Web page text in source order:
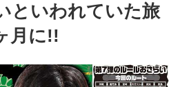
といわれていた旅
月に!!